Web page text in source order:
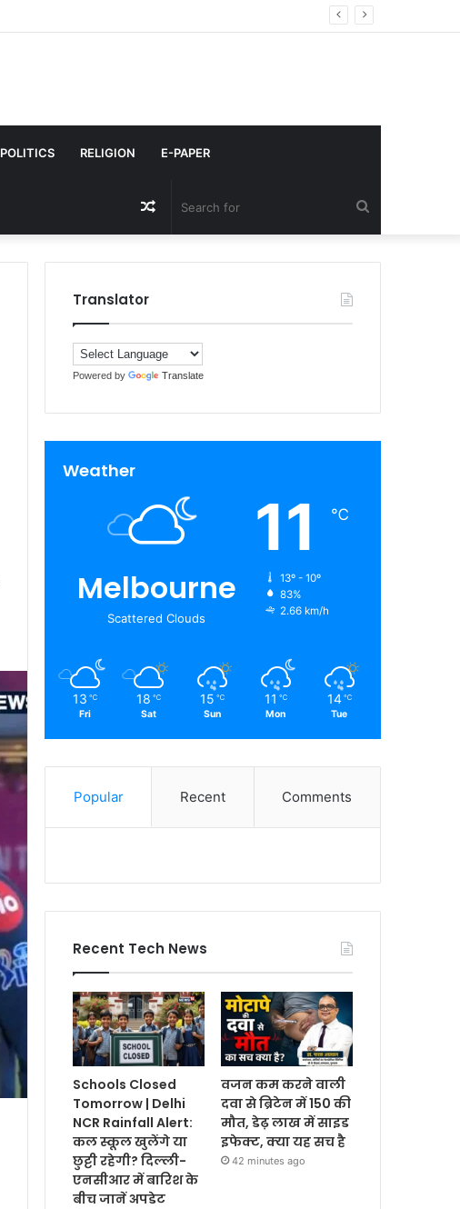
दिल्ली-एनसीआर में बारिश के बीच जानें अपडेट
POLITICS RELIGION E-PAPER
for
Random
Article
Translator
Powered by Translate
Weather
Melbourne
Scattered Clouds
11 ℃
13º - 10º
83%
2.66 km/h
13 ℃
Fri
18 ℃
Sat
15 ℃
Sun
11 ℃
Mon
14 ℃
Tue
Popular Recent Comments
Recent Tech News
Schools Closed
Tomorrow | Delhi
NCR Rainfall Alert:
कल स्कूल खुलेंगे या
छुट्टी रहेगी? दिल्ली-
एनसीआर में बारिश के
बीच जानें अपडेट
वजन कम करने वाली
दवा से ब्रिटेन में 150 की
मौत, डेढ़ लाख में साइड
इफेक्ट, क्या यह सच है
42 minutes ago